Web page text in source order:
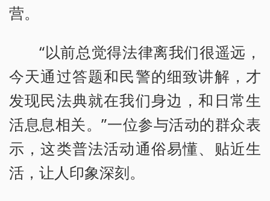
营。
“以前总觉得法律离我们很遥远，
今天通过答题和民警的细致讲解，才
发现民法典就在我们身边，和日常生
活息息相关。”一位参与活动的群众表
示，这类普法活动通俗易懂、贴近生
活，让人印象深刻。